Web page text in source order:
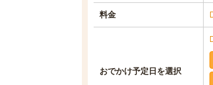
料金
おでかけ予定日を選択